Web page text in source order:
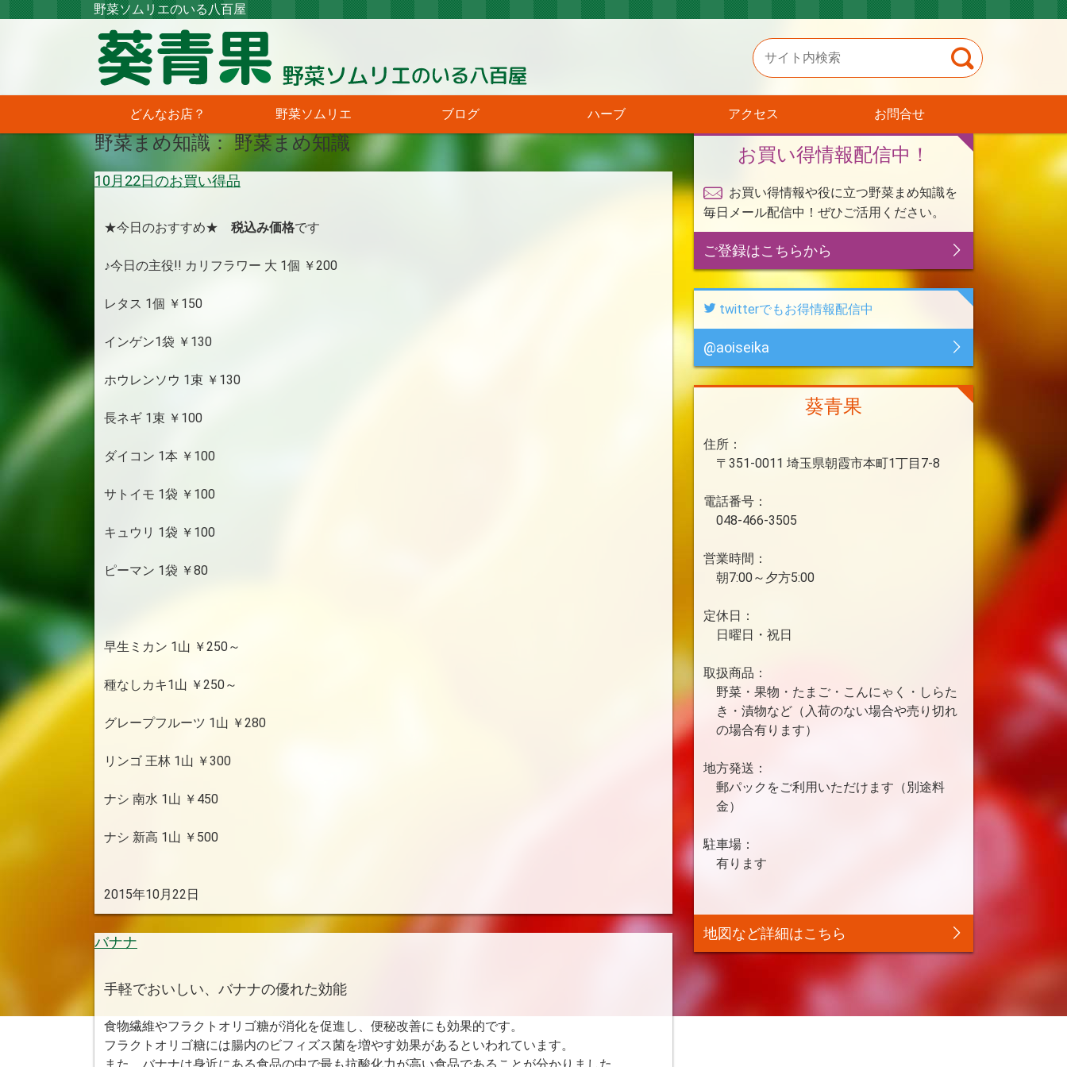
野菜ソムリエのいる八百屋
どんなお店？ 野菜ソムリエ ブログ ハーブ アクセス お問合せ
野菜まめ知識： 野菜まめ知識
10月22日のお買い得品
★今日のおすすめ★ 税込み価格です
♪今日の主役!! カリフラワー 大 1個 ￥200
レタス 1個 ￥150
インゲン1袋 ￥130
ホウレンソウ 1束 ￥130
長ネギ 1束 ￥100
ダイコン 1本 ￥100
サトイモ 1袋 ￥100
キュウリ 1袋 ￥100
ピーマン 1袋 ￥80
早生ミカン 1山 ￥250～
種なしカキ1山 ￥250～
グレープフルーツ 1山 ￥280
リンゴ 王林 1山 ￥300
ナシ 南水 1山 ￥450
ナシ 新高 1山 ￥500
2015年10月22日
バナナ
手軽でおいしい、バナナの優れた効能
食物繊維やフラクトオリゴ糖が消化を促進し、便秘改善にも効果的です。
フラクトオリゴ糖には腸内のビフィズス菌を増やす効果があるといわれています。
お買い得情報配信中！
お買い得情報や役に立つ野菜まめ知識を
毎日メール配信中！ぜひご活用ください。
ご登録はこちらから
twitterでもお得情報配信中
@aoiseika
葵青果
住所：
〒351-0011 埼玉県朝霞市本町1丁目7-8
電話番号：
048-466-3505
営業時間：
朝7:00～夕方5:00
定休日：
日曜日・祝日
取扱商品：
野菜・果物・たまご・こんにゃく・しらた
き・漬物など（入荷のない場合や売り切れ
の場合有ります）
地方発送：
郵パックをご利用いただけます（別途料
金）
駐車場：
有ります
地図など詳細はこちら